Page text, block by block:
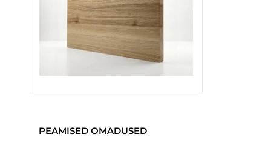
PEAMISED OMADUSED